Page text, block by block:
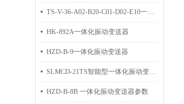
TS-V-36-A02-B20-C01-D02-E10一体化振动变送器
HK-892A一体化振动变送器
HZD-B-9一体化振动变送器
SLMCD-21TS智能型一体化振动变送器
HZD-B-8B 一体化振动变送器参数